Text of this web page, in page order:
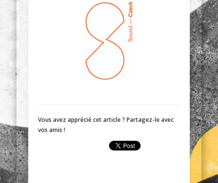
Vous avez apprécié cet article ? Partagez-le avec
vos amis !